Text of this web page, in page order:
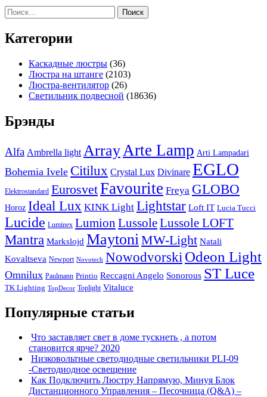
Найти:
Категории
Каскадные люстры (36)
Люстра на штанге (2103)
Люстра-вентилятор (26)
Светильник подвесной (18636)
Брэнды
Alfa Ambrella light Array Arte Lamp Arti Lampadari
Bohemia Ivele Citilux Crystal Lux Divinare EGLO
Elektrostandard EurosvetFavourite Freya GLOBO
Horoz Ideal Lux KINK Light Lightstar Loft IT Lucia Tucci
Lucide Luminex Lumion LussoleLussole LOFT
Mantra Markslojd Maytoni MW-Light Natali
Kovaltseva Newport Novotech Nowodvorski Odeon Light
Omnilux Paulmann Printio Reccagni Angelo Sonorous ST Luce
TK Lighting TopDecor Toplight Vitaluce
Популярные статьи
Что заставляет свет в доме тускнеть , а потом
становится ярче? 2020
Низковольтные светодиодные светильники PLI-09
-Светодиодное освещение
Как Подключить Люстру Напрямую, Минуя Блок
Дистанционного Управления – Песочница (Q&A) –